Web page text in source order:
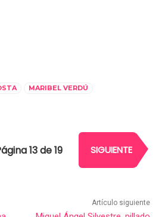
MARIBEL VERDÚ
13 de 19 SIGUIENTE
Artículo siguiente